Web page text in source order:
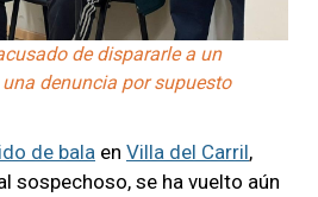
de dispararle a un
denuncia por supuesto
de bala en Villa del Carril,
sospechoso, se ha vuelto aún